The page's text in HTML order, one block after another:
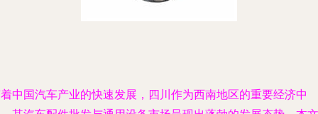
中国汽车产业的快速发展，四川作为西南地区的重要经济中